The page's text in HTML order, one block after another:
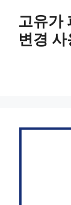
고유가
변경 사